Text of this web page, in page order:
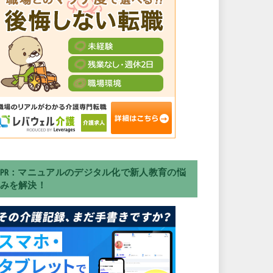
PR：マニュアルのデジタル化で新人教育の悩
みを解決！